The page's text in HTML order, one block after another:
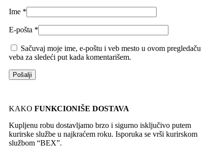
Ime *
E-pošta *
Sačuvaj moje ime, e-poštu i veb mesto u ovom pregledaču
veba za sledeći put kada komentarišem.
KAKO FUNKCIONIŠE DOSTAVA
Kupljenu robu dostavljamo brzo i sigurno isključivo putem
kurirske službe u najkraćem roku. Isporuka se vrši kurirskom
službom “BEX”.